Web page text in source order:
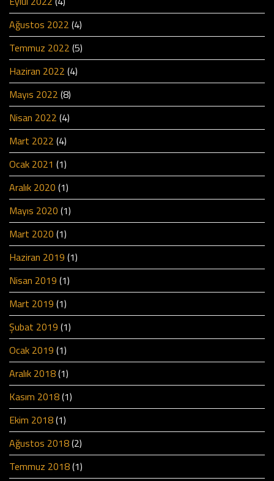
Ağustos 2022 (4)
Temmuz 2022 (5)
Haziran 2022 (4)
Mayıs 2022 (8)
Nisan 2022 (4)
Mart 2022 (4)
Ocak 2021 (1)
Aralık 2020 (1)
Mayıs 2020 (1)
Mart 2020 (1)
Haziran 2019 (1)
Nisan 2019 (1)
Mart 2019 (1)
Şubat 2019 (1)
Ocak 2019 (1)
Aralık 2018(1)
Kasım 2018(1)
Ekim 2018(1)
Ağustos 2018(2)
Temmuz 2018(1)